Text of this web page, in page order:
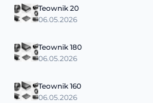
Teownik 20
06.05.2026
Teownik 180
06.05.2026
Teownik 160
06.05.2026